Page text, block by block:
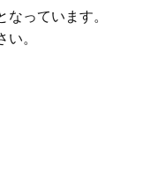
っています。
。